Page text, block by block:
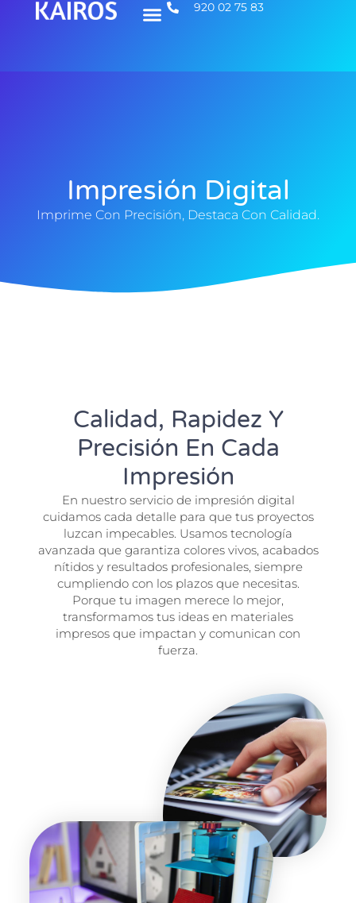
920 02 75 83
Impresión Digital
Imprime Con Precisión, Destaca Con Calidad.
Calidad, Rapidez Y
Precisión En Cada
Impresión
En nuestro servicio de impresión digital
cuidamos cada detalle para que tus proyectos
luzcan impecables. Usamos tecnología
avanzada que garantiza colores vivos, acabados
nítidos y resultados profesionales, siempre
cumpliendo con los plazos que necesitas.
Porque tu imagen merece lo mejor,
transformamos tus ideas en materiales
impresos que impactan y comunican con
fuerza.